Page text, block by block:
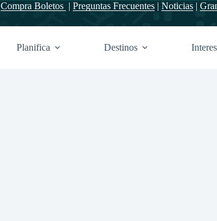
Compra Boletos | Preguntas Frecuentes| Noticias|
Planifica Destinos